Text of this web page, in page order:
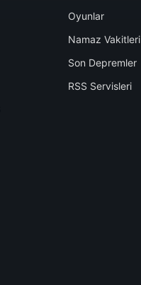
Oyunlar
Namaz Vakitleri
Son Depremler
RSS Servisleri